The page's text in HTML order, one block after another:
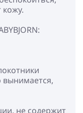
вынимается,
не содержит